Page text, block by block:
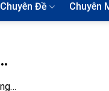
Chuyên Đề Chuyên